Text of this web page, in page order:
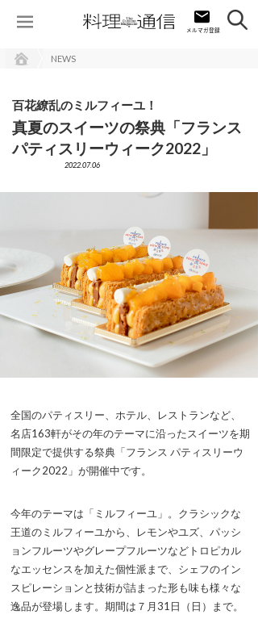
NEWS
百花繚乱のミルフィーユ！
真夏のスイーツの祭典「フランス
パティスリーウィーク2022」
2022.07.06
全国のパティスリー、ホテル、レストランなど、
名店163軒がその年のテーマに沿ったスイーツを期
間限定で提供する祭典「フランス パティスリーウ
ィーク2022」が開催中です。
今年のテーマは「ミルフィーユ」。クラシックな
王道のミルフィーユから、レモンやユズ、パッシ
ョンフルーツやグレープフルーツなどトロピカル
なエッセンスを加えた個性派まで、シェフのイン
スピレーションと技術が詰まった形も味も様々な
逸品が登場します。期間は７月31日（日）まで。